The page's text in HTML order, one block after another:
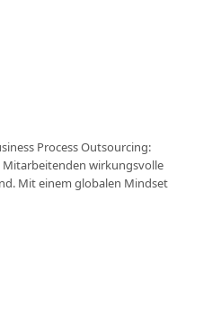
Process Outsourcing:
Mitarbeitenden wirkungsvolle
Mit einem globalen Mindset